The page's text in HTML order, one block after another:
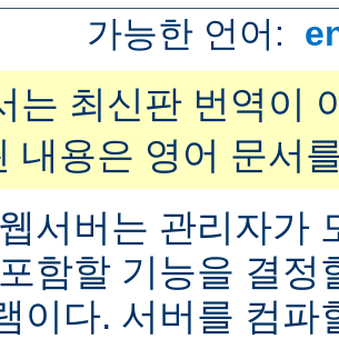
가능한 언어:
는 최신판 번역이
내용은 영어 문서
서버는 관리자가
함할 기능을 결정
이다. 서버를 컴파